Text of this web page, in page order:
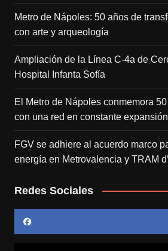
Metro de Nápoles: 50 años de
con arte y arqueología
Ampliación de la Línea C-4a de
Hospital Infanta Sofía
El Metro de Nápoles conmemora
con una red en constante expansión
FGV se adhiere al acuerdo marco
energía en Metrovalencia y TRAM
Redes Sociales